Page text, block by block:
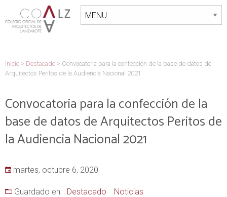
Inicio > Destacado > Convocatoria para la confección de la base de datos de
Arquitectos Peritos de la Audiencia Nacional 2021
Convocatoria para la confección de la
base de datos de Arquitectos Peritos de
la Audiencia Nacional 2021
martes, octubre 6, 2020
Guardado en: Destacado Noticias